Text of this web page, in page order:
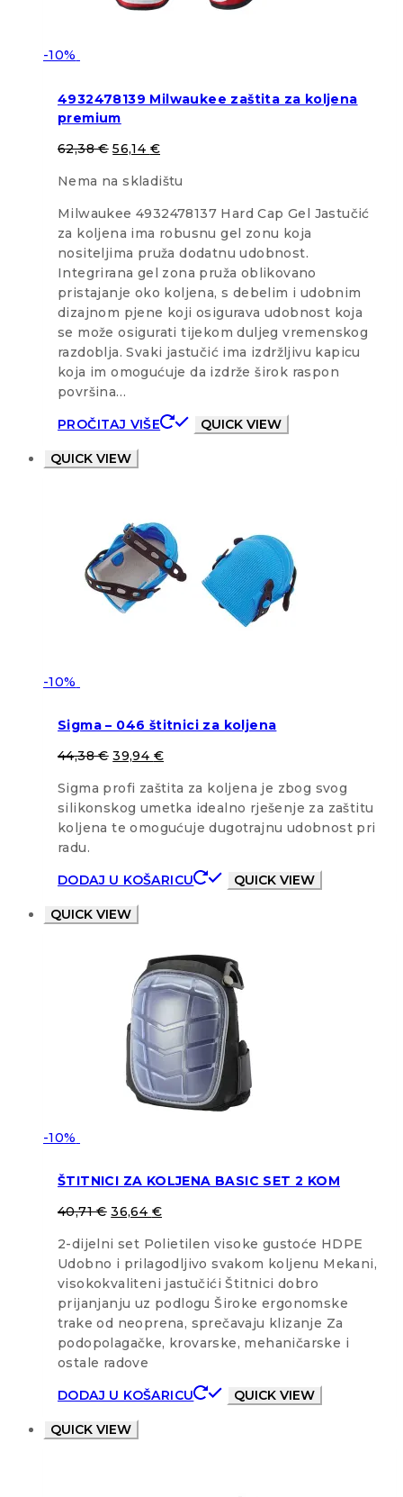
-10%
4932478139 Milwaukee zaštita za koljena
premium
62,38€ 56,14 €
Nema na skladištu
Milwaukee 4932478137 Hard Cap Gel Jastučić
za koljena ima robusnu gel zonu koja
nositeljima pruža dodatnu udobnost.
Integrirana gel zona pruža oblikovano
pristajanje oko koljena, s debelim i udobnim
dizajnom pjene koji osigurava udobnost koja
se može osigurati tijekom duljeg vremenskog
razdoblja. Svaki jastučić ima izdržljivu kapicu
koja im omogućuje da izdrže širok raspon
površina…
PROČITAJ VIŠE
QUICK VIEW
QUICK VIEW
-10%
Sigma – 046 štitnici za koljena
44,38€ 39,94 €
Sigma profi zaštita za koljena je zbog svog
silikonskog umetka idealno rješenje za zaštitu
koljena te omogućuje dugotrajnu udobnost pri
radu.
DODAJ U KOŠARICU
QUICK VIEW
QUICK VIEW
-10%
ŠTITNICI ZA KOLJENA BASIC SET 2 KOM
40,71€ 36,64 €
2-dijelni set Polietilen visoke gustoće HDPE
Udobno i prilagodljivo svakom koljenu Mekani,
visokokvaliteni jastučići Štitnici dobro
prijanjanju uz podlogu Široke ergonomske
trake od neoprena, sprečavaju klizanje Za
podopolagačke, krovarske, mehaničarske i
ostale radove
DODAJ U KOŠARICU
QUICK VIEW
QUICK VIEW